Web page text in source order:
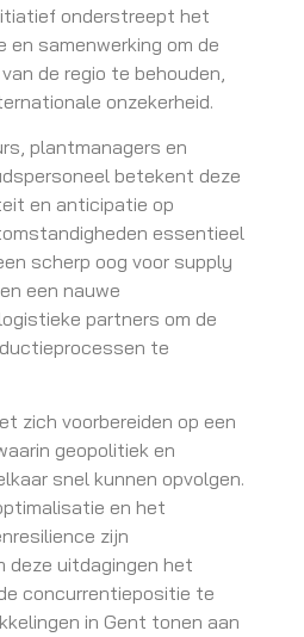
onderstreept het
en samenwerking om de
de regio te behouden,
onzekerheid.
plantmanagers en
betekent deze
en anticipatie op
essentieel
scherp oog voor supply
een nauwe
partners om de
te
zich voorbereiden op een
geopolitiek en
snel kunnen opvolgen.
en het
zijn
deze uitdagingen het
concurrentiepositie te
in Gent tonen aan